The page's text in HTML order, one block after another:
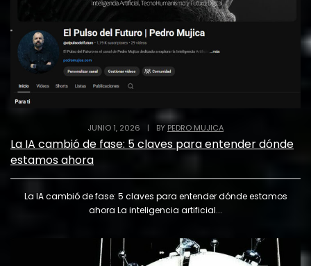
JUNIO 1, 2026 | BY PEDRO MUJICA
La IA cambió de fase: 5 claves para entender dónde
estamos ahora
La IA cambió de fase: 5 claves para entender dónde estamos
ahora La inteligencia artificial...